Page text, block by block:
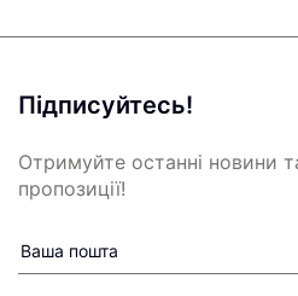
Підписуйтесь!
Отримуйте останні новини
пропозиції!